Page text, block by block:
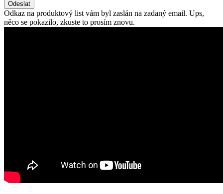
Odeslat
Odkaz na produktový list vám byl zaslán na zadaný email. Ups,
něco se pokazilo, zkuste to prosím znovu.